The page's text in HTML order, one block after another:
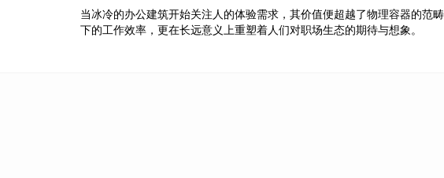
当冰冷的办公建筑开始关注人的体验需求，其价值便超越了物理容器的范
下的工作效率，更在长远意义上重塑着人们对职场生态的期待与想象。